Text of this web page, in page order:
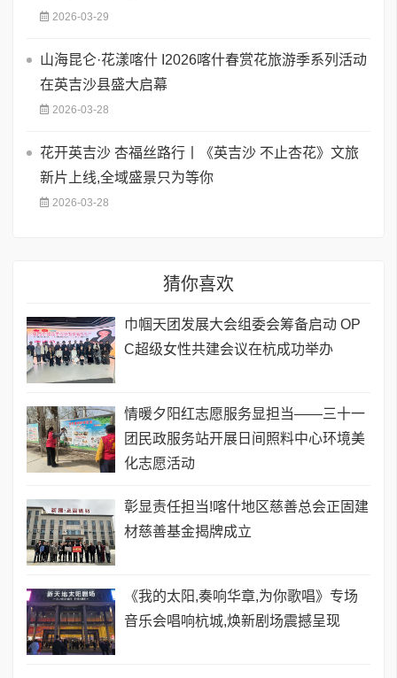
2026-03-29
山海昆仑·花漾喀什 I2026喀什春赏花旅游季系列活动
在英吉沙县盛大启幕
2026-03-28
花开英吉沙 杏福丝路行丨《英吉沙 不止杏花》文旅
新片上线,全域盛景只为等你
2026-03-28
猜你喜欢
巾帼天团发展大会组委会筹备启动 OP
C超级女性共建会议在杭成功举办
情暖夕阳红志愿服务显担当——三十一
团民政服务站开展日间照料中心环境美
化志愿活动
彰显责任担当!喀什地区慈善总会正固建
材慈善基金揭牌成立
《我的太阳,奏响华章,为你歌唱》专场
音乐会唱响杭城,焕新剧场震撼呈现